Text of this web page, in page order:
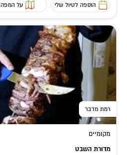
הוספה לטיול שלי על המפה
רמת מדבר
מקומיים
מדורת השבט